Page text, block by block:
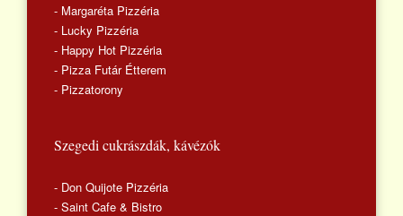
- Margaréta Pizzéria
- Lucky Pizzéria
- Happy Hot Pizzéria
- Pizza Futár Étterem
- Pizzatorony
Szegedi cukrászdák, kávézók
- Don Quijote Pizzéria
- Saint Cafe & Bistro